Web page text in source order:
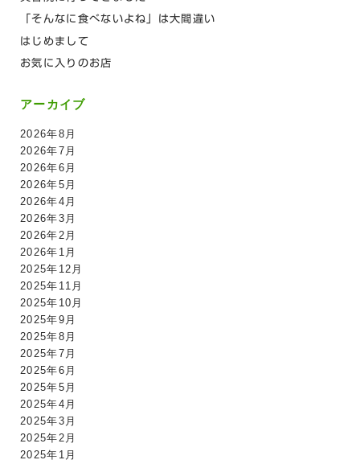
「そんなに食べないよね」は大間違い
はじめまして
お気に入りのお店
アーカイブ
2026年8月
2026年7月
2026年6月
2026年5月
2026年4月
2026年3月
2026年2月
2026年1月
2025年12月
2025年11月
2025年10月
2025年9月
2025年8月
2025年7月
2025年6月
2025年5月
2025年4月
2025年3月
2025年2月
2025年1月